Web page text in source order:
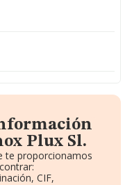
Plux Sl.
te proporcionamos
CIF,